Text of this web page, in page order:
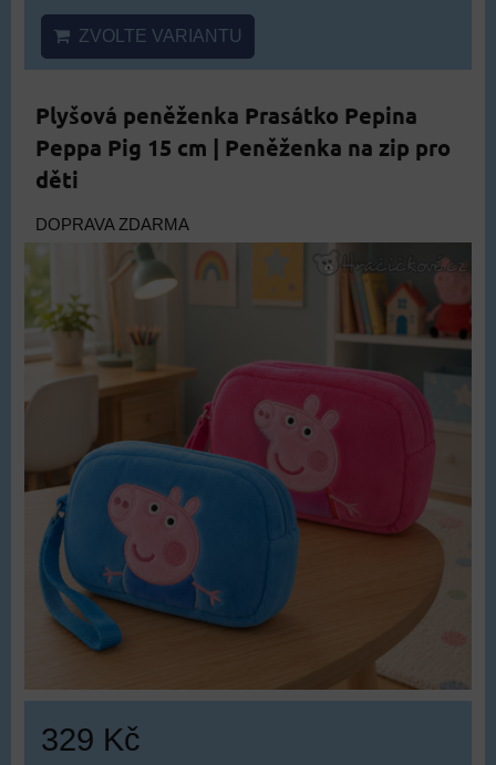
ZVOLTE VARIANTU
Plyšová peněženka Prasátko Pepina
Peppa Pig 15 cm | Peněženka na zip pro
děti
DOPRAVA ZDARMA
329 Kč